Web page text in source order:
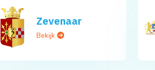
Zevenaar
Bekijk